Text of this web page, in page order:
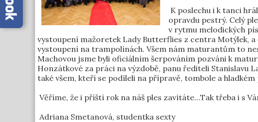
K poslechu i k tanci
opravdu pestrý. Celý
v rytmu melodických
vystoupení mažoretek Lady Butterflies z centra Motýlek, a
vystoupení na trampolínách. Všem nám maturantům to
Machovou jsme byli oficiálním šerpováním pozváni k
Honzátkové za práci na výzdobě, panu řediteli Stanislavu
také všem, kteří se podíleli na přípravě, tombole a hladkém
Věříme, že i příští rok na náš ples zavítáte…Tak třeba i s
Adriana Smetanová, studentka sexty